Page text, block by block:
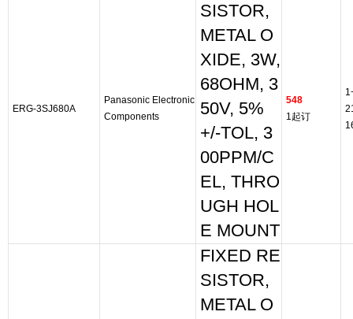
ERG-3SJ680A
Panasonic Electronic
Components
SISTOR,
METAL O
XIDE, 3W,
68OHM, 3
50V, 5%
+/-TOL, 3
00PPM/C
EL, THRO
UGH HOL
E MOUNT
548
1起订
FIXED RE
SISTOR,
METAL O